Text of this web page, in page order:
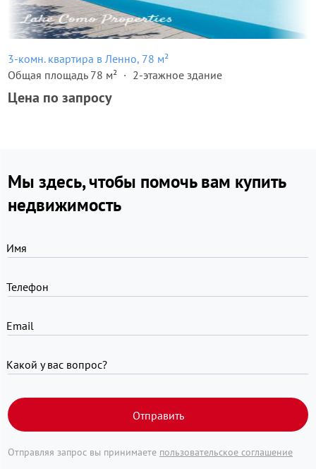
3-комн. квартира в Ленно, 78 м²
Общая площадь 78 м²
2-этажное здание
Цена по запросу
Мы здесь, чтобы помочь вам купить
недвижимость
Имя
Телефон
Email
Какой у вас вопрос?
Отправить
Отправляя запрос вы принимаете пользовательское соглашение